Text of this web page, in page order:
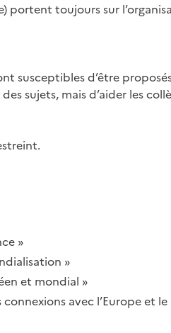
portent toujours sur
susceptibles d’être
sujets, mais d’aider les
»
»
et mondial »
avec l’Europe et